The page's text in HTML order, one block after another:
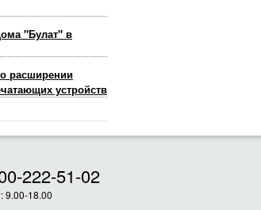
"Булат" в
расширении
устройств
222-51-02
9.00-18.00